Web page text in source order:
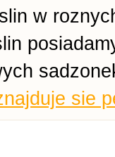
w
sie